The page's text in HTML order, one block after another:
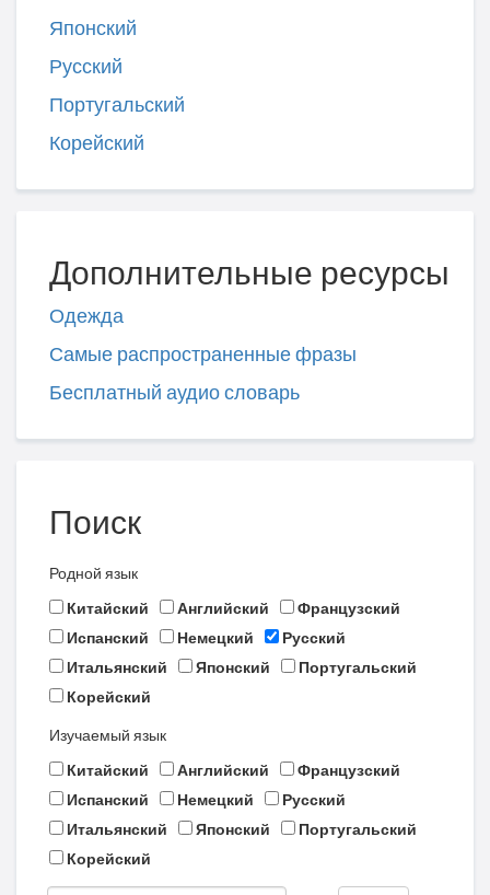
Японский
Русский
Португальский
Корейский
Дополнительные ресурсы
Одежда
Самые распространенные фразы
Бесплатный аудио словарь
Поиск
Родной язык
Китайский
Английский
Французский
Испанский
Немецкий
Русский
Итальянский
Японский
Португальский
Корейский
Изучаемый язык
Китайский
Английский
Французский
Испанский
Немецкий
Русский
Итальянский
Японский
Португальский
Корейский